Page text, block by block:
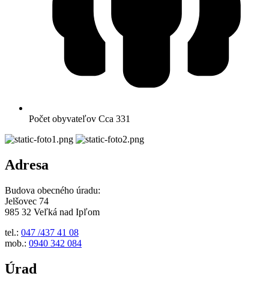
Počet obyvateľov Cca 331
Adresa
Budova obecného úradu:
Jelšovec 74
985 32 Veľká nad Ipľom
tel.: 047 /437 41 08
mob.: 0940 342 084
Úrad